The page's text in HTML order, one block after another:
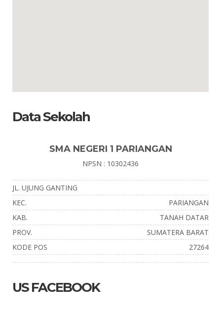
Data Sekolah
SMA NEGERI 1 PARIANGAN
NPSN : 10302436
JL. UJUNG GANTING
KEC.
PARIANGAN
KAB.
TANAH DATAR
PROV.
SUMATERA BARAT
KODE POS
27264
US FACEBOOK